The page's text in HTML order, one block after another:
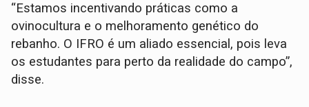
“Estamos incentivando práticas como a
ovinocultura e o melhoramento genético do
rebanho. O IFRO é um aliado essencial, pois leva
os estudantes para perto da realidade do campo”,
disse.